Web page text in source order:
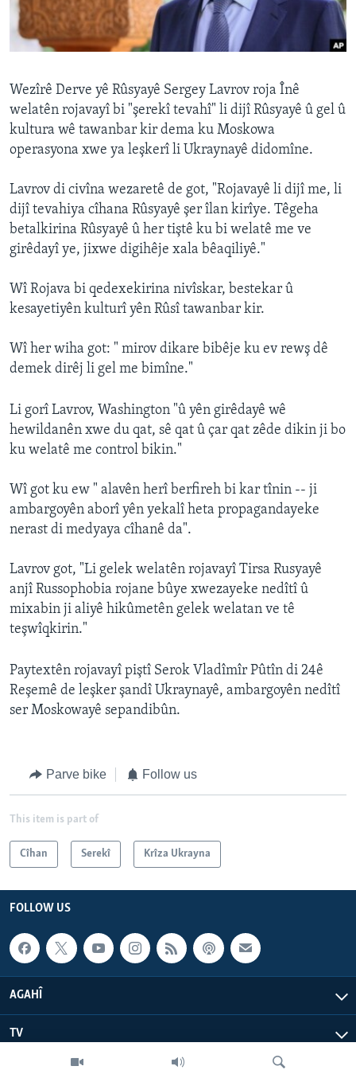
ÇAND Û HUNER
SERNIVÎS
Learning English
FOLLOW US
Zimanên Din
Wezîrê Derve yê Rûsyayê Sergey Lavrov roja Înê
welatên rojavayî bi "şerekî tevahî" li dijî Rûsyayê û gel û
kultura wê tawanbar kir dema ku Moskowa
operasyona xwe ya leşkerî li Ukraynayê didomîne.
Lavrov di civîna wezaretê de got, "Rojavayê li dijî me, li
dijî tevahiya cîhana Rûsyayê şer îlan kirîye. Têgeha
betalkirina Rûsyayê û her tiştê ku bi welatê me ve
girêdayî ye, jixwe digihêje xala bêaqiliyê."
Wî Rojava bi qedexekirina nivîskar, bestekar û
kesayetiyên kulturî yên Rûsî tawanbar kir.
Wî her wiha got: " mirov dikare bibêje ku ev rewş dê
demek dirêj li gel me bimîne."
Li gorî Lavrov, Washington "û yên girêdayê wê
hewildanên xwe du qat, sê qat û çar qat zêde dikin ji bo
ku welatê me control bikin."
Wî got ku ew " alavên herî berfireh bi kar tînin -- ji
ambargoyên aborî yên yekalî heta propagandayeke
nerast di medyaya cîhanê da".
Lavrov got, "Li gelek welatên rojavayî Tirsa Rusyayê
anjî Russophobia rojane bûye xwezayeke nedîtî û
mixabin ji aliyê hikûmetên gelek welatan ve tê
teşwîqkirin."
Paytextên rojavayî piştî Serok Vladîmîr Pûtîn di 24ê
Reşemê de leşker şandî Ukraynayê, ambargoyên nedîtî
ser Moskowayê sepandibûn.
Parve bike Follow us
This item is part of
Cîhan Serekî Krîza Ukrayna
FOLLOW US
AGAHÎ
TV